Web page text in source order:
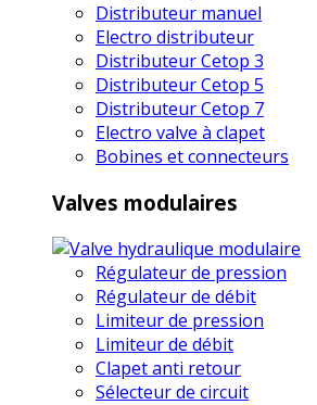
Distributeur manuel
Electro distributeur
Distributeur Cetop 3
Distributeur Cetop 5
Distributeur Cetop 7
Electro valve à clapet
Bobines et connecteurs
Valves modulaires
Régulateur de pression
Régulateur de débit
Limiteur de pression
Limiteur de débit
Clapet anti retour
Sélecteur de circuit